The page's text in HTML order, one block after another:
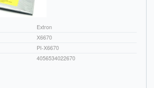
Extron
X6670
PI-X6670
4056534022670